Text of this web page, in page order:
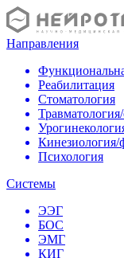
Направления
Реабилитация
Стоматология
Кинезиология/
Психология
Системы
ЭЭГ
БОС
ЭМГ
КИГ